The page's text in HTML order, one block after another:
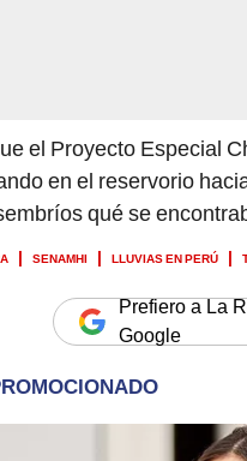
el Proyecto Especial
en el reservorio
qué se
SENAMHI LLUVIAS EN PERÚ
Prefiero a La
Google